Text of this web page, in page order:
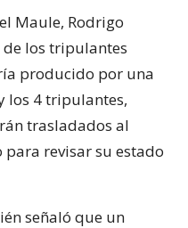
Maule, Rodrigo
los tripulantes
producido por una
los 4 tripulantes,
trasladados al
revisar su estado
señaló que un